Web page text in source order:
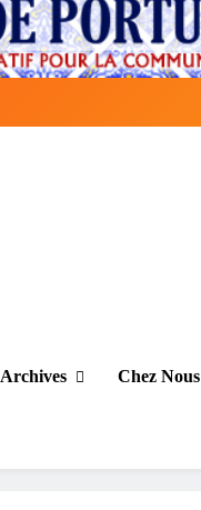
Archives Chez Nous